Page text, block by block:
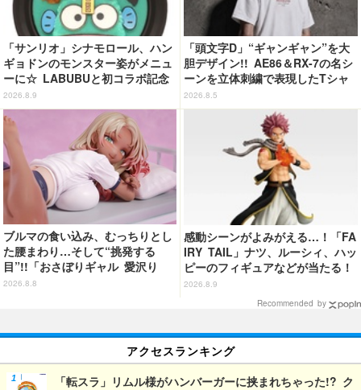
「サンリオ」シナモロール、ハン
ギョドンのモンスター姿がメニュ
ーに☆ LABUBUと初コラボ記念
のスイーツも！【サンリオピュー
ロランド】
2026.8.9
「頭文字D」“ギャンギャン”を大
胆デザイン!! AE86＆RX-7の名シ
ーンを立体刺繍で表現したTシャ
ツ登場
2026.8.5
ブルマの食い込み、むっちりとし
た腰まわり…そして“挑発する
目”!!「おさぼりギャル 愛沢り
さ」フィギュアで新登場
2026.8.8
感動シーンがよみがえる…！「FA
IRY TAIL」ナツ、ルーシィ、ハッ
ピーのフィギュアなどが当たる！
20周年記念の一番くじ登場
2026.8.9
Recommended by
アクセスランキング
「転スラ」リムル様がハンバーガーに挟まれちゃった!? ク